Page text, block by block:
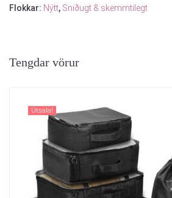
Flokkar: Nýtt, Sniðugt & skemmtilegt
Tengdar vörur
Útsala!